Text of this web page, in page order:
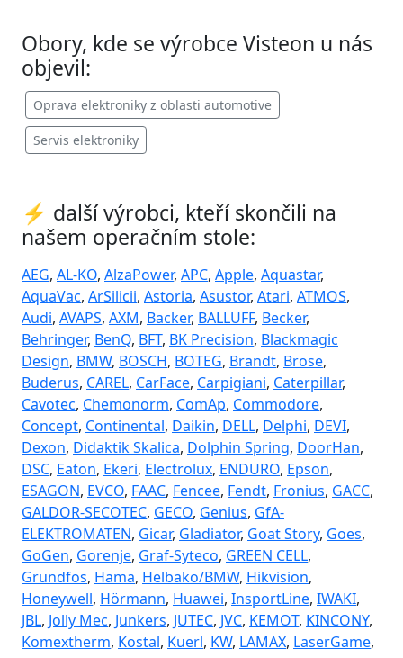
Obory, kde se výrobce Visteon u nás
objevil:
Oprava elektroniky z oblasti automotive
Servis elektroniky
⚡ další výrobci, kteří skončili na
našem operačním stole:
AEG, AL-KO, AlzaPower, APC, Apple, Aquastar,
AquaVac, ArSilicii, Astoria, Asustor, Atari, ATMOS,
Audi, AVAPS, AXM, Backer, BALLUFF, Becker,
Behringer, BenQ, BFT, BK Precision, Blackmagic
Design, BMW, BOSCH, BOTEG, Brandt, Brose,
Buderus, CAREL, CarFace, Carpigiani, Caterpillar,
Cavotec, Chemonorm, ComAp, Commodore,
Concept, Continental, Daikin, DELL, Delphi, DEVI,
Dexon, Didaktik Skalica, Dolphin Spring, DoorHan,
DSC, Eaton, Ekeri, Electrolux, ENDURO, Epson,
ESAGON, EVCO, FAAC, Fencee, Fendt, Fronius, GACC,
GALDOR-SECOTEC, GECO, Genius, GfA-
ELEKTROMATEN, Gicar, Gladiator, Goat Story, Goes,
GoGen, Gorenje, Graf-Syteco, GREEN CELL,
Grundfos, Hama, Helbako/BMW, Hikvision,
Honeywell, Hörmann, Huawei, InsportLine, IWAKI,
JBL, Jolly Mec, Junkers, JUTEC, JVC, KEMOT, KINCONY,
Komextherm, Kostal, Kuerl, KW, LAMAX, LaserGame,